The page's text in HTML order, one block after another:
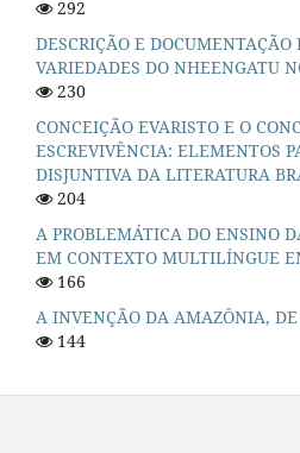
292
DESCRIÇÃO E DOCUMENTAÇÃO
VARIEDADES DO NHEENGATU
230
CONCEIÇÃO EVARISTO E O
ESCREVIVÊNCIA: ELEMENTOS
DISJUNTIVA DA LITERATURA
204
A PROBLEMÁTICA DO ENSINO
EM CONTEXTO MULTILÍNGUE
166
A INVENÇÃO DA AMAZÔNIA,
144